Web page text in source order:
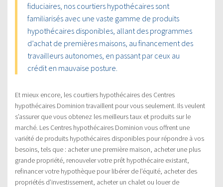
fiduciaires, nos courtiers hypothécaires sont
familiarisés avec une vaste gamme de produits
hypothécaires disponibles, allant des programmes
d’achat de premières maisons, au financement des
travailleurs autonomes, en passant par ceux au
crédit en mauvaise posture.
Et mieux encore, les courtiers hypothécaires des Centres
hypothécaires Dominion travaillent pour vous seulement. Ils veulent
s’assurer que vous obtenez les meilleurs taux et produits sur le
marché. Les Centres hypothécaires Dominion vous offrent une
variété de produits hypothécaires disponibles pour répondre à vos
besoins, tels que : acheter une première maison, acheter une plus
grande propriété, renouveler votre prêt hypothécaire existant,
refinancer votre hypothèque pour libérer de l’équité, acheter des
propriétés d’investissement, acheter un chalet ou louer de